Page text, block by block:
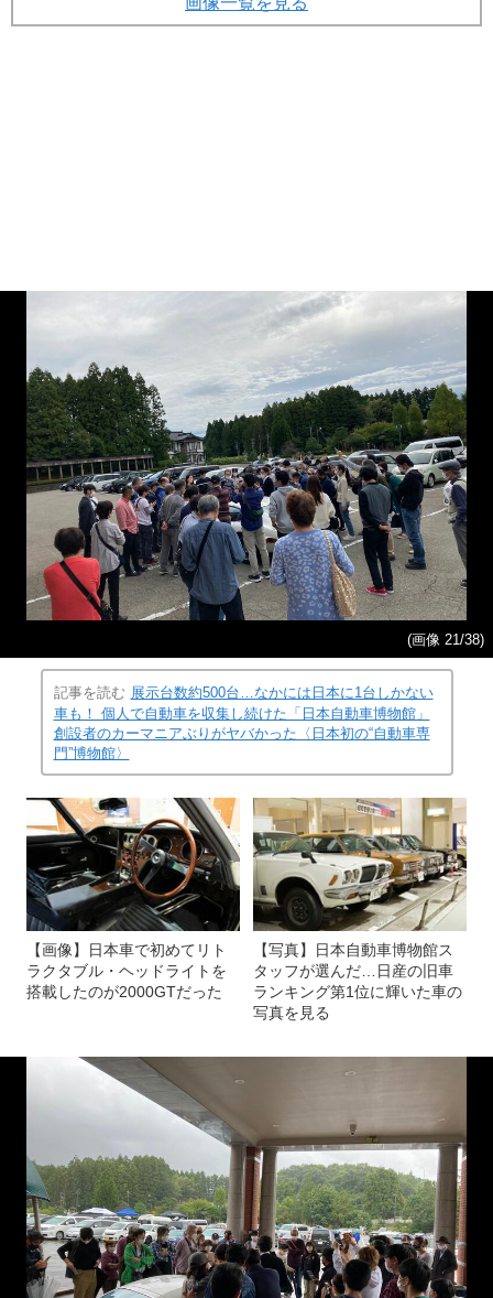
(画像 21/38)
記事を読む 展示台数約500台…なかには日本に1台しかない
車も！ 個人で自動車を収集し続けた「日本自動車博物館」
創設者のカーマニアぶりがヤバかった〈日本初の“自動車専
門”博物館〉
【画像】日本車で初めてリト
ラクタブル・ヘッドライトを
搭載したのが2000GTだった
【写真】日本自動車博物館ス
タッフが選んだ…日産の旧車
ランキング第1位に輝いた車の
写真を見る